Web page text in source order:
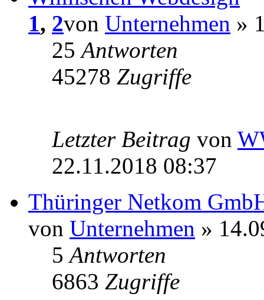
1, 2von Unternehmen »
25Antworten
45278 Zugriffe
Letzter Beitrag von
22.11.2018 08:37
Thüringer Netkom
von Unternehmen »
5Antworten
6863 Zugriffe